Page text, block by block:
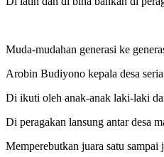
Muda-mudahan generasi ke
Arobin Budiyono kepala desa
Di ikuti oleh anak-anak laki-laki
Di peragakan lansung antar desa
Memperebutkan juara satu